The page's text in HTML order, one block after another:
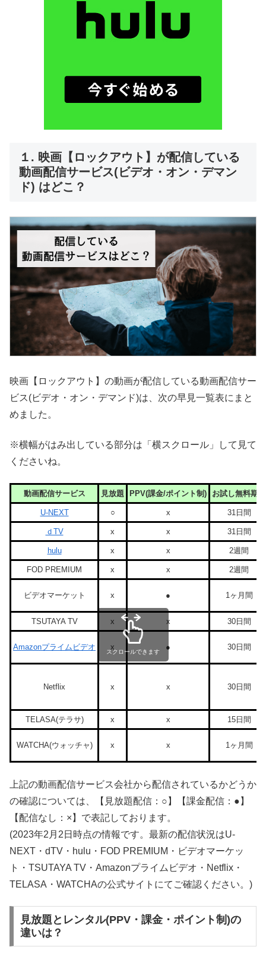
１. 映画【ロックアウト】が配信している
動画配信サービス(ビデオ・オン・デマン
ド) はどこ？
映画【ロックアウト】の動画が配信している動画配信サー
ビス(ビデオ・オン・デマンド)は、次の早見一覧表にまと
めました。
※横幅がはみ出している部分は「横スクロール」して見て
くださいね。
動画配信サービス 見放題 PPV(課金/ポイント制) お試し無料期間
U-NEXT ○ x 31日間
ｄTV x x 31日間
hulu x x 2週間
FOD PREMIUM x x 2週間
ビデオマーケット x ● 1ヶ月間
TSUTAYA TV x x 30日間
Amazonプライムビデオ x ● 30日間
Netflix x x 30日間
TELASA(テラサ) x x 15日間
WATCHA(ウォッチャ) x x 1ヶ月間
スクロールできます
上記の動画配信サービス会社から配信されているかどうか
の確認については、【見放題配信：○】【課金配信：●】
【配信なし：×】で表記しております。
(2023年2月2日時点の情報です。最新の配信状況はU-
NEXT・dTV・hulu・FOD PREMIUM・ビデオマーケッ
ト・TSUTAYA TV・Amazonプライムビデオ・Netflix・
TELASA・WATCHAの公式サイトにてご確認ください。)
見放題とレンタル(PPV・課金・ポイント制)の
違いは？